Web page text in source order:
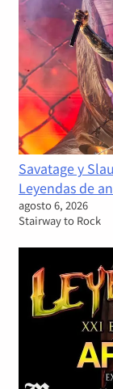
Savatage y
Leyendas de
agosto 6, 2026
Stairway to Rock